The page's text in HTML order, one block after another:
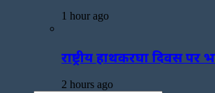
1 hour ago
राष्ट्रीय हाथकरघा दिवस
2 hours ago